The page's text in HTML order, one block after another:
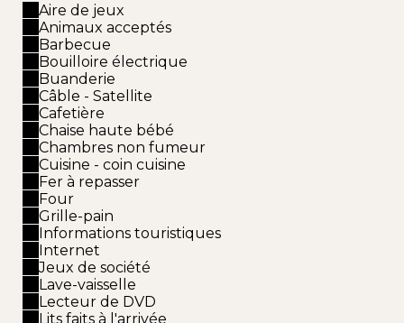
Aire de jeux
Animaux acceptés
Barbecue
Bouilloire électrique
Buanderie
Câble - Satellite
Cafetière
Chaise haute bébé
Chambres non fumeur
Cuisine - coin cuisine
Fer à repasser
Four
Grille-pain
Informations touristiques
Internet
Jeux de société
Lave-vaisselle
Lecteur de DVD
Lits faits à l'arrivée